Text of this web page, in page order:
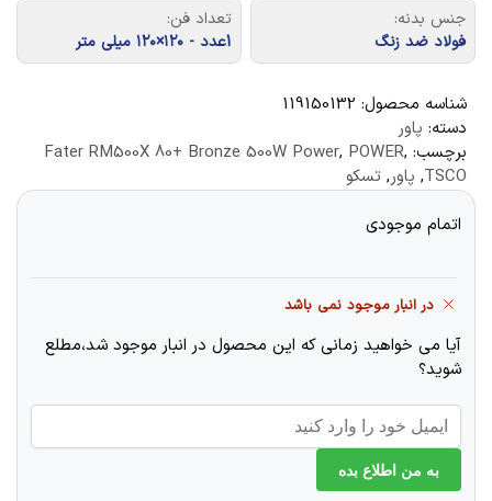
جنس بدنه:
فولاد ضد زنگ
تعداد فن:
1عدد - ۱۲۰×۱۲۰ میلی متر
شناسه محصول: 119150132
دسته: پاور
برچسب:
Fater RM500X 80+ Bronze 500W Power, POWER,
TSCO
, پاور, تسکو
اتمام موجودی
در انبار موجود نمی باشد
آیا می خواهید زمانی که این محصول در انبار موجود شد،مطلع
شوید؟
به من اطلاع بده